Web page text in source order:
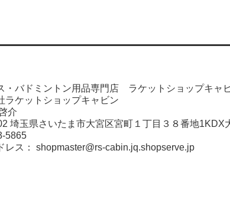
・バドミントン用品専門店 ラケットショップキャ
ラケットショップキャビン
介
埼玉県さいたま市大宮区宮町１丁目３８番地1KDX
5865
レス： shopmaster@rs-cabin.jq.shopserve.jp